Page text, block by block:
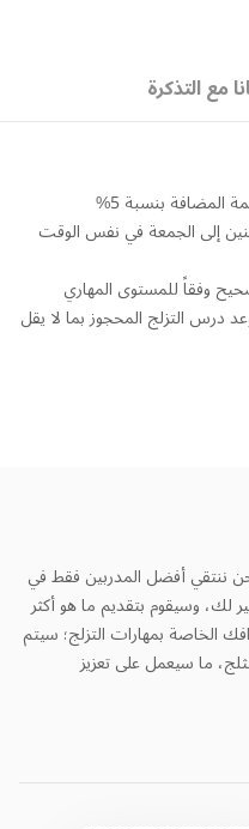
مع التذكرة
بنسبة 5%
إلى الجمعة في نفس الوقت
وفقاً للمستوى المهاري
درس التزلج المحجوز بما لا يقل
ننتقي أفضل المدربين فقط في
وسيقوم بتقديم ما هو أكثر
الخاصة بمهارات التزلج؛ سيتم
ما سيعمل على تعزيز